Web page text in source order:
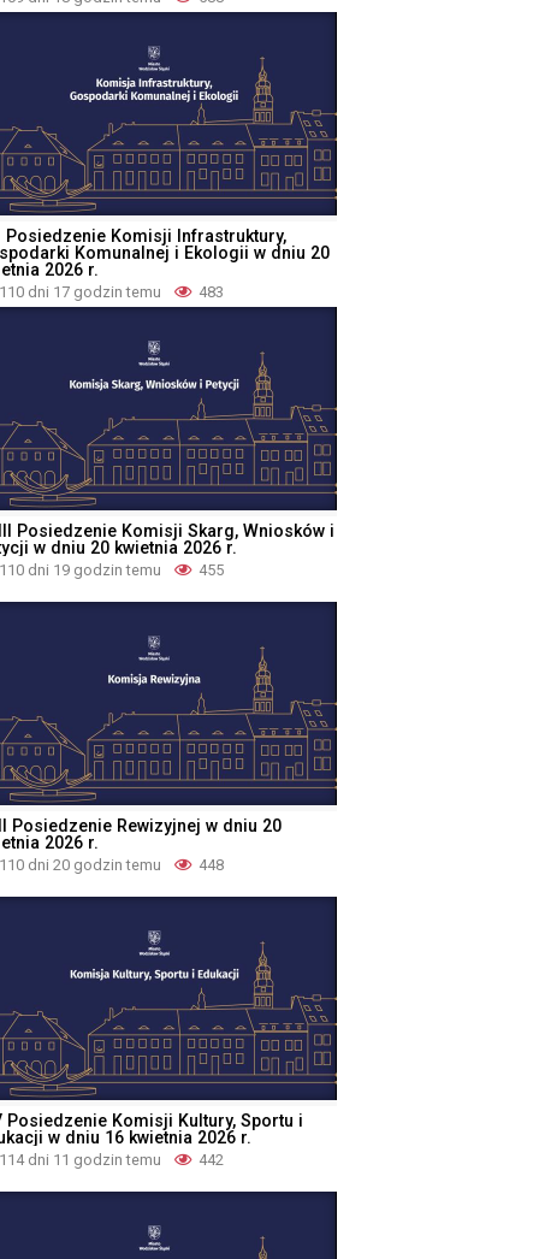
Posiedzenie Komisji Infrastruktury,
Komunalnej i Ekologii w dniu 20
2026 r.
110 dni 17 godzin temu 483
Posiedzenie Komisji Skarg, Wniosków i
w dniu 20 kwietnia 2026 r.
110 dni 19 godzin temu 455
Posiedzenie Rewizyjnej w dniu 20
2026 r.
110 dni 20 godzin temu 448
Posiedzenie Komisji Kultury, Sportu i
w dniu 16 kwietnia 2026 r.
114 dni 11 godzin temu 442